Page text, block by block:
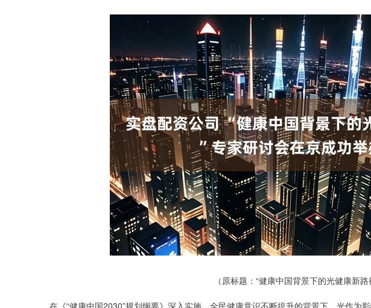
（原标题：“健康中国背景下的光健康新
在《“健康中国2030”规划纲要》深入实施、全民健康意识不断提升的背景下，光作为